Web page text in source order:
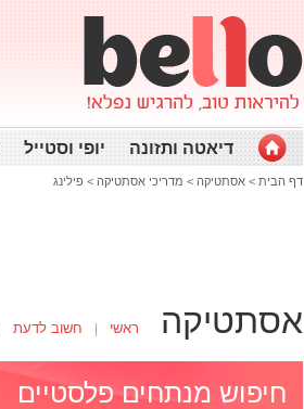
דיאטה ותזונה יופי וסטייל
דף הבית > אסתטיקה > מדריכי אסתטיקה > פילינג
אסתטיקה ראשי חשוב לדעת
חיפוש מנתחים פלסטיים